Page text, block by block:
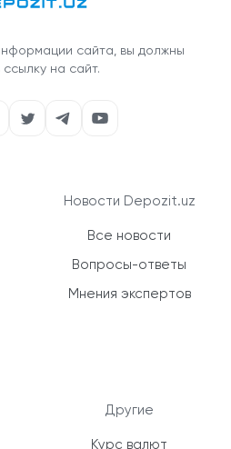
сайта, вы должны
ссылку на сайт.
Новости Depozit.uz
Все новости
Вопросы-ответы
Мнения экспертов
Другие
Курс валют